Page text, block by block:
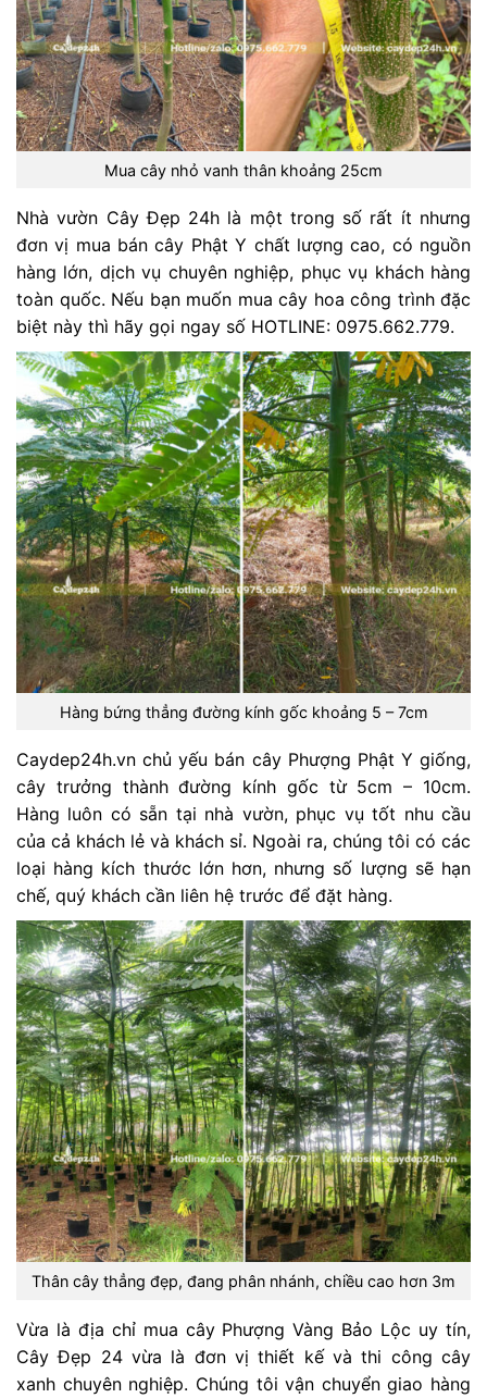
Mua cây nhỏ vanh thân khoảng 25cm
Nhà vườn Cây Đẹp 24h là một trong số rất ít nhưng
đơn vị mua bán cây Phật Y chất lượng cao, có nguồn
hàng lớn, dịch vụ chuyên nghiệp, phục vụ khách hàng
toàn quốc. Nếu bạn muốn mua cây hoa công trình đặc
biệt này thì hãy gọi ngay số HOTLINE: 0975.662.779.
Hàng bứng thẳng đường kính gốc khoảng 5 – 7cm
Caydep24h.vn chủ yếu bán cây Phượng Phật Y giống,
cây trưởng thành đường kính gốc từ 5cm – 10cm.
Hàng luôn có sẵn tại nhà vườn, phục vụ tốt nhu cầu
của cả khách lẻ và khách sỉ. Ngoài ra, chúng tôi có các
loại hàng kích thước lớn hơn, nhưng số lượng sẽ hạn
chế, quý khách cần liên hệ trước để đặt hàng.
Thân cây thẳng đẹp, đang phân nhánh, chiều cao hơn 3m
Vừa là địa chỉ mua cây Phượng Vàng Bảo Lộc uy tín,
Cây Đẹp 24 vừa là đơn vị thiết kế và thi công cây
xanh chuyên nghiệp. Chúng tôi vận chuyển giao hàng